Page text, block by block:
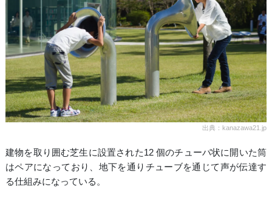
出典：kanazawa21.jp
建物を取り囲む芝生に設置された12 個のチューバ状に開いた筒
はペアになっており、地下を通りチューブを通じて声が伝達す
る仕組みになっている。